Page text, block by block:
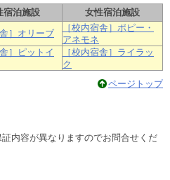
宿泊施設
女性宿泊施設
舎］オリーブ
［校内宿舎］ポピー・
アネモネ
］ピットイ
［校内宿舎］ライラッ
ク
ページトップ
内容が異なりますのでお問合せくだ